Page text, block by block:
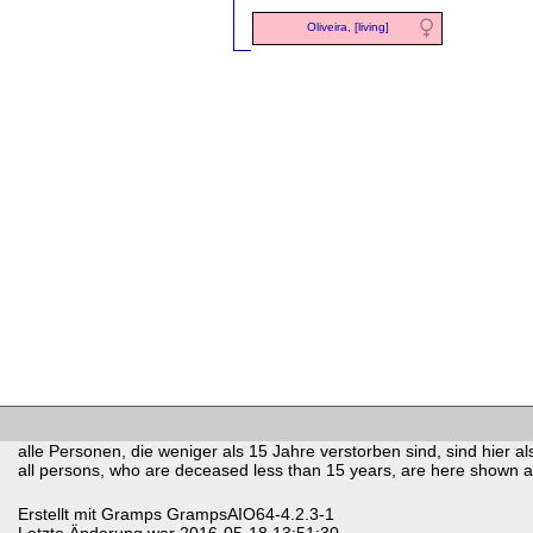
Oliveira, [living]
alle Personen, die weniger als 15 Jahre verstorben sind, sind hier
all persons, who are deceased less than 15 years, are here shown
Erstellt mit Gramps GrampsAIO64-4.2.3-1